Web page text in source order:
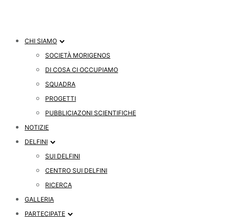
CHI SIAMO
SOCIETÀ MORIGENOS
DI COSA CI OCCUPIAMO
SQUADRA
PROGETTI
PUBBLICIAZONI SCIENTIFICHE
NOTIZIE
DELFINI
SUI DELFINI
CENTRO SUI DELFINI
RICERCA
GALLERIA
PARTECIPATE